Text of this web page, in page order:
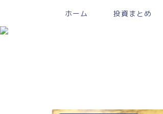
ホーム 投資まとめ